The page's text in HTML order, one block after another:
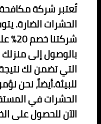
تُعتبر شركة مكافحة
الحشرات الضارة.
بالوصول إلى
التي تضمن لك
للبيئة.أيضاً، نحن
الحشرات في
الآن للحصول على